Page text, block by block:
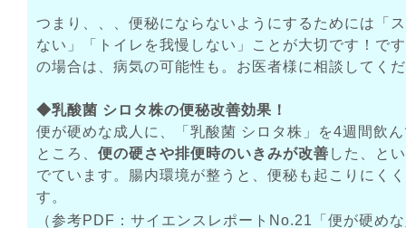
つまり、、、便秘にならないようにするためには「
ない」「トイレを我慢しない」ことが大切です！で
の場合は、病気の可能性も。お医者様に相談してく
◆乳酸菌 シロタ株の便秘改善効果！
便が硬めな成人に、「乳酸菌 シロタ株」を4週間飲
ところ、 便の硬さや排便時のいきみが改善 した、と
でています。腸内環境が整うと、便秘も起こりにく
す。
（参考PDF： サイエンスレポートNo.21「便が硬め